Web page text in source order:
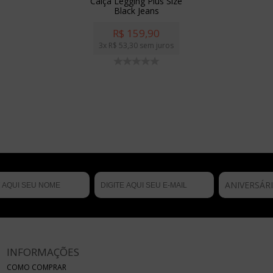
Black Jeans
R$ 159,90
3x R$ 53,30 sem juros
INFORMAÇÕES
COMO COMPRAR